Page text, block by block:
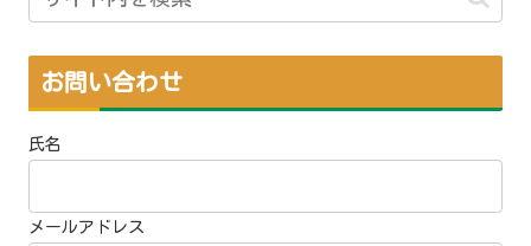
お問い合わせ
氏名
メールアドレス